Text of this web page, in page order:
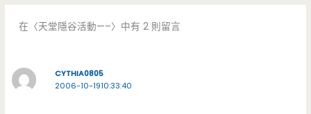
在〈天堂隱谷活動—–〉中有 2 則留言
CYTHIA0805
2006-10-1910:33:40